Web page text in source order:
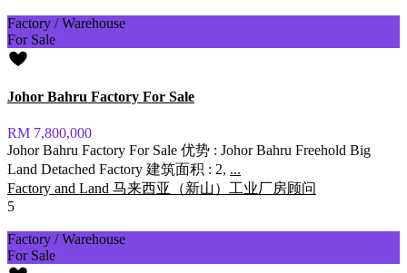
Factory / Warehouse
For Sale
Johor Bahru Factory For Sale
RM 7,800,000
Johor Bahru Factory For Sale 优势 : Johor Bahru Freehold Big
Land Detached Factory 建筑面积 : 2, ...
Factory and Land 马来西亚（新山）工业厂房顾问
5
Factory / Warehouse
For Sale